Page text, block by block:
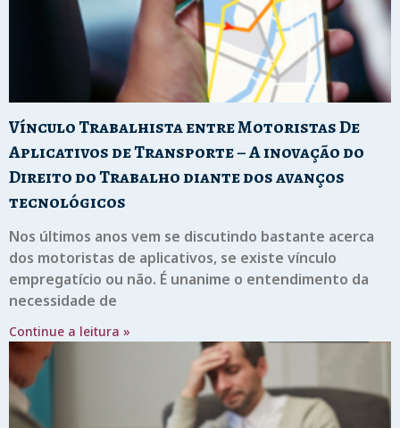
Vínculo Trabalhista entre Motoristas De
Aplicativos de Transporte – A inovação do
Direito do Trabalho diante dos avanços
tecnológicos
Nos últimos anos vem se discutindo bastante acerca
dos motoristas de aplicativos, se existe vínculo
empregatício ou não. É unanime o entendimento da
necessidade de
Continue a leitura »